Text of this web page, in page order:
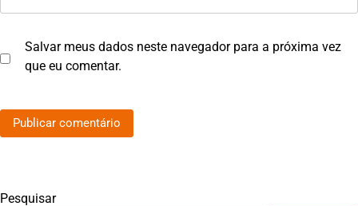
Salvar meus dados neste navegador para a próxima vez
que eu comentar.
Pesquisar